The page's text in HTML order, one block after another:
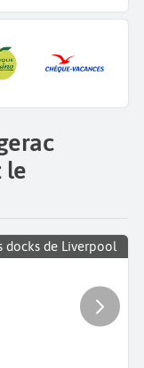
le
docks de Liverpool